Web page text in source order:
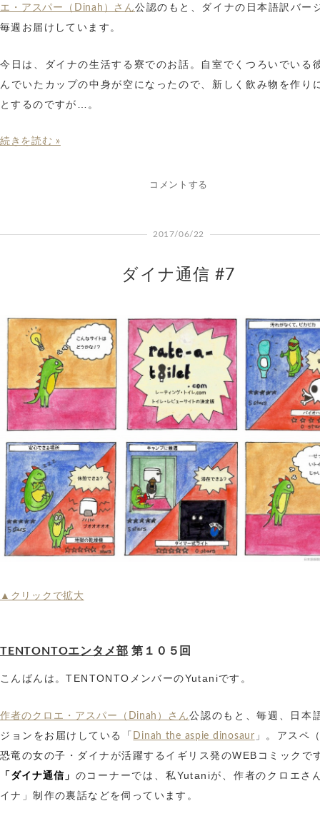
エ・アスパー（Dinah）さん公認のもと、ダイナの日本語訳バー
毎週お届けしています。
今日は、ダイナの生活する寮でのお話。自室でくつろいでいる
んでいたカップの中身が空になったので、新しく飲み物を作り
とするのですが…。
続きを読む »
コメントする
2017/06/22
ダイナ通信 #7
▲クリックで拡大
TENTONTOエンタメ部 第１０５回
こんばんは。TENTONTOメンバーのYutaniです。
作者のクロエ・アスパー（Dinah）さん公認のもと、毎週、日本
ジョンをお届けしている「 Dinah the aspie dinosaur 」。アスペ
恐竜の女の子・ダイナが活躍するイギリス発のWEBコミックで
「ダイナ通信」 のコーナーでは、私Yutaniが、作者のクロエさ
イナ」制作の裏話などを伺っています。